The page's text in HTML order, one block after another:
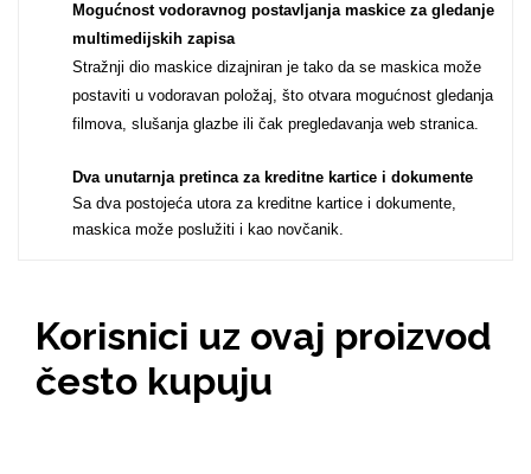
Mogućnost vodoravnog postavljanja maskice za gledanje
multimedijskih zapisa
Stražnji dio maskice dizajniran je tako da se maskica može
postaviti u vodoravan položaj, što otvara mogućnost gledanja
filmova, slušanja glazbe ili čak pregledavanja web stranica.
Dva unutarnja pretinca za kreditne kartice i dokumente
Sa dva postojeća utora za kreditne kartice i dokumente,
maskica može poslužiti i kao novčanik.
Korisnici uz ovaj proizvod
često kupuju
Svijet životinja Auto - Moto motivi
Mandale / Cvjetni
motivi
Citati & Stihovi